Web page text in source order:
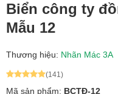
Biển công ty
Mẫu 12
Thương hiệu: Nhãn Mác 3A
(141)
Mã sản phẩm: BCTĐ-12